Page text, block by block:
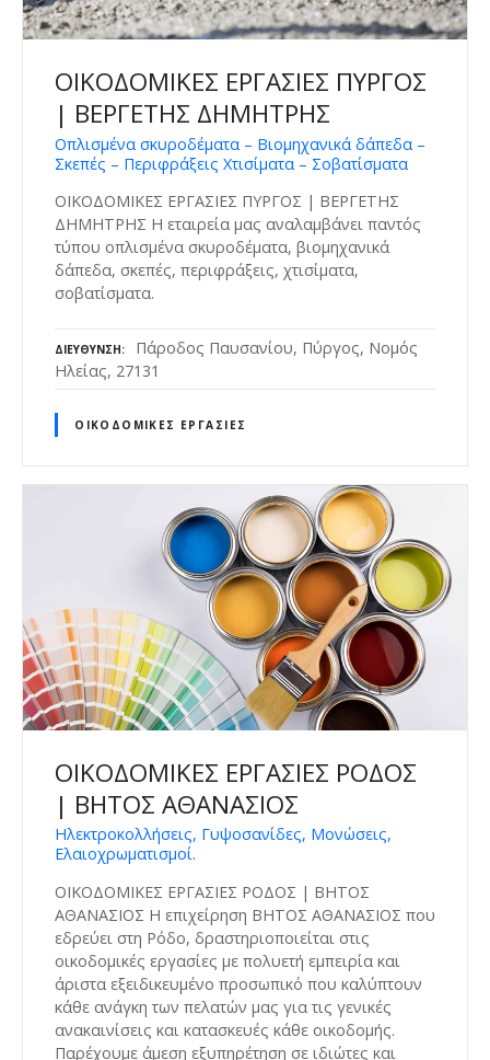
ΟΙΚΟΔΟΜΙΚΕΣ ΕΡΓΑΣΙΕΣ ΠΥΡΓΟΣ
| ΒΕΡΓΕΤΗΣ ΔΗΜΗΤΡΗΣ
Οπλισμένα σκυροδέματα – Βιομηχανικά δάπεδα –
Σκεπές – Περιφράξεις Χτισίματα – Σοβατίσματα
ΟΙΚΟΔΟΜΙΚΕΣ ΕΡΓΑΣΙΕΣ ΠΥΡΓΟΣ | ΒΕΡΓΕΤΗΣ
ΔΗΜΗΤΡΗΣ Η εταιρεία μας αναλαμβάνει παντός
τύπου οπλισμένα σκυροδέματα, βιομηχανικά
δάπεδα, σκεπές, περιφράξεις, χτισίματα,
σοβατίσματα.
ΔΙΕΎΘΥΝΣΗ
Πάροδος Παυσανίου, Πύργος, Νομός
Ηλείας, 27131
ΟΙΚΟΔΟΜΙΚΈΣ ΕΡΓΑΣΊΕΣ
ΟΙΚΟΔΟΜΙΚΕΣ ΕΡΓΑΣΙΕΣ ΡΟΔΟΣ
| ΒΗΤΟΣ ΑΘΑΝΑΣΙΟΣ
Ηλεκτροκολλήσεις, Γυψοσανίδες, Μονώσεις,
Ελαιοχρωματισμοί.
ΟΙΚΟΔΟΜΙΚΕΣ ΕΡΓΑΣΙΕΣ ΡΟΔΟΣ | ΒΗΤΟΣ
ΑΘΑΝΑΣΙΟΣ Η επιχείρηση ΒΗΤΟΣ ΑΘΑΝΑΣΙΟΣ που
εδρεύει στη Ρόδο, δραστηριοποιείται στις
οικοδομικές εργασίες με πολυετή εμπειρία και
άριστα εξειδικευμένο προσωπικό που καλύπτουν
κάθε ανάγκη των πελατών μας για τις γενικές
ανακαινίσεις και κατασκευές κάθε οικοδομής.
Παρέχουμε άμεση εξυπηρέτηση σε ιδιώτες και